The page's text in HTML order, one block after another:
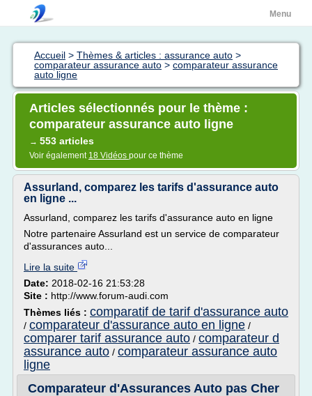
Menu
Accueil > Thèmes & articles : assurance auto >
comparateur assurance auto > comparateur assurance
auto ligne
Articles sélectionnés pour le thème :
comparateur assurance auto ligne
→ 553 articles
Voir également 18 Vidéos pour ce thème
Assurland, comparez les tarifs d'assurance auto
en ligne ...
Assurland, comparez les tarifs d'assurance auto en ligne
Notre partenaire Assurland est un service de comparateur
d'assurances auto...
Lire la suite
Date: 2018-02-16 21:53:28
Site : http://www.forum-audi.com
Thèmes liés : comparatif de tarif d'assurance auto
/ comparateur d'assurance auto en ligne /
comparer tarif assurance auto / comparateur d
assurance auto / comparateur assurance auto
ligne
Comparateur d'Assurances Auto pas Cher